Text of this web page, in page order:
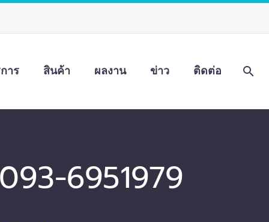
าร สินค้า ผลงาน ข่าว ติดต่อ
6951979